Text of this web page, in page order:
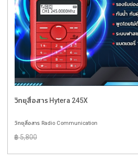
วิทยุสื่อสาร Hytera 245X
วิทยุสื่อสาร Radio Communication
฿ 5,800